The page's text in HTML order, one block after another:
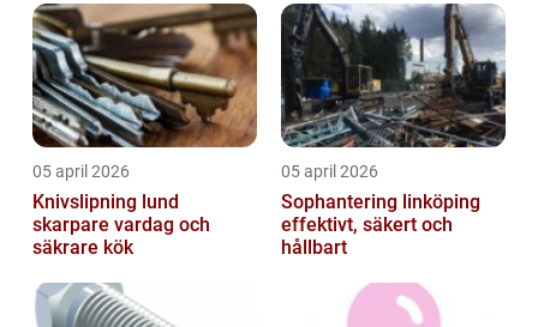
05 april 2026
Knivslipning lund
skarpare vardag och
säkrare kök
05 april 2026
Sophantering linköping
effektivt, säkert och
hållbart